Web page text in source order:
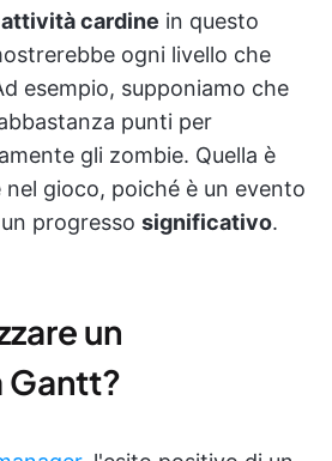
attività cardine in questo
ogni livello che
esempio, supponiamo che
punti per
gli zombie. Quella è
gioco, poiché è un evento
progresso significativo.
un
Gantt?